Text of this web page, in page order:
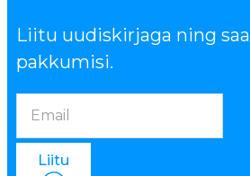
Liitu uudiskirjaga ning
pakkumisi.
Liitu